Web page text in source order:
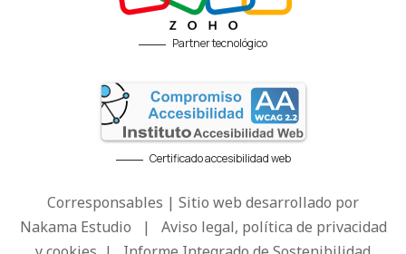
Partner tecnológico
Certificado accesibilidad web
Corresponsables | Sitio web desarrollado por
Nakama Estudio | Aviso legal, política de privacidad